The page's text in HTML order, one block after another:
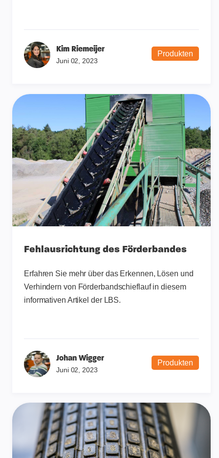
Kim Riemeijer
Juni 02, 2023
Produkten
Fehlausrichtung des Förderbandes
Erfahren Sie mehr über das Erkennen, Lösen und
Verhindern von Förderbandschieflauf in diesem
informativen Artikel der LBS.
Johan Wigger
Juni 02, 2023
Produkten